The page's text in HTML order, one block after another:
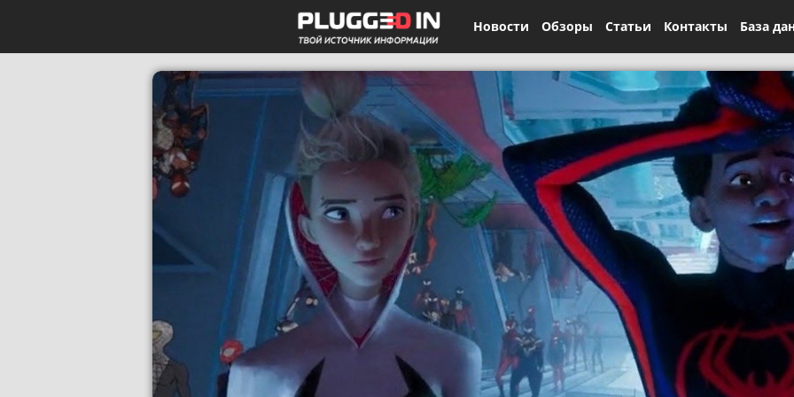
Новости Обзоры Статьи Контакты База